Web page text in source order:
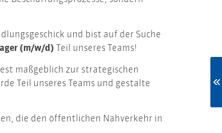
und bist auf der Suche
(m/w/d) Teil unseres Teams!
maßgeblich zur strategischen
Teil unseres Teams und gestalte
die den öffentlichen Nahverkehr in